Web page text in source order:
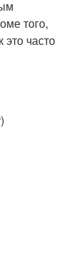
того,
часто